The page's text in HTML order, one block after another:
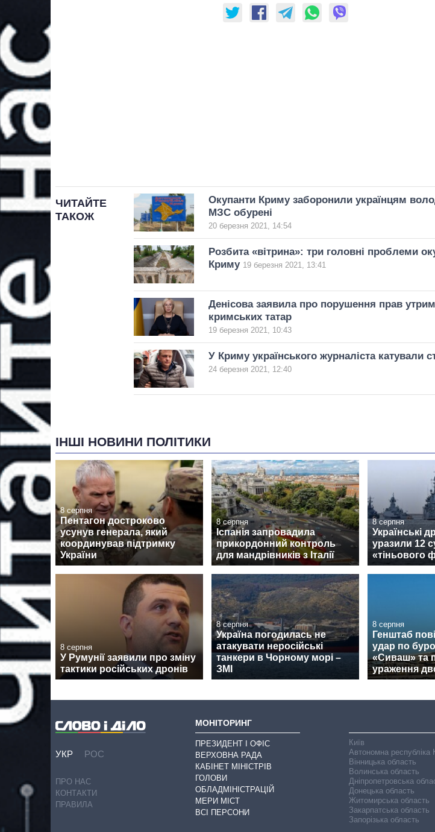
ЧИТАЙТЕ
ТАКОЖ
Окупанти Криму заборонили українцям
МЗС обурені
20 березня 2021, 14:54
Розбита «вітрина»: три головні проблеми
Криму 19 березня 2021, 13:41
Денісова заявила про порушення прав
кримських татар
19 березня 2021, 10:43
У Криму українського журналіста катували
24 березня 2021, 12:40
ІНШІ НОВИНИ ПОЛІТИКИ
8 серпня
Пентагон достроково
усунув генерала, який
координував підтримку
України
8 серпня
Іспанія запровадила
прикордонний контроль
для мандрівників з Італії
8 серпня
Українські
уразили 12
«тіньового
8 серпня
У Румунії заявили про зміну
тактики російських дронів
8 серпня
Україна погодилась не
атакувати неросійські
танкери в Чорному морі –
ЗМІ
8 серпня
Генштаб
удар по
«Сиваш» та
ураження
УКР РОС
ПРО НАС
КОНТАКТИ
ПРАВИЛА
МОНІТОРИНГ
ПРЕЗИДЕНТ І ОФІС
ВЕРХОВНА РАДА
КАБІНЕТ МІНІСТРІВ
ГОЛОВИ
ОБЛАДМІНІСТРАЦІЙ
МЕРИ МІСТ
ВСІ ПЕРСОНИ
Київ
Автономна республіка
Вінницька область
Волинська область
Дніпропетровська
Донецька область
Житомирська область
Закарпатська область
Запорізька область